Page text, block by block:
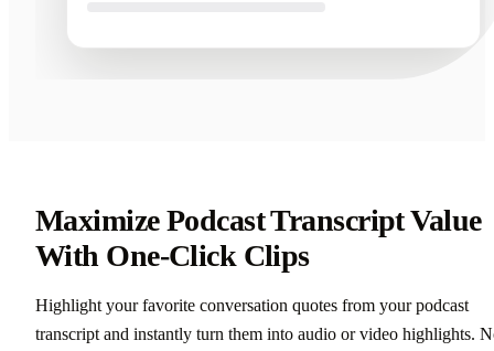
Maximize Podcast Transcript Value
With One-Click Clips
Highlight your favorite conversation quotes from your podcast
transcript and instantly turn them into audio or video highlights.